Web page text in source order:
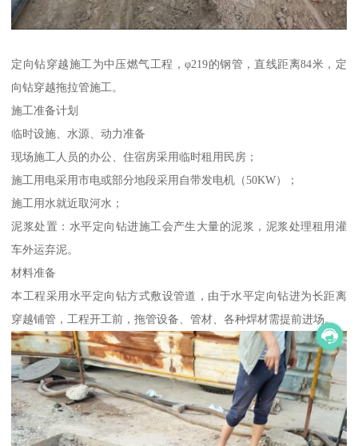
定向钻穿越施工为中压燃气工程，φ219的钢管，直线距离84米，定
向钻穿越拖拉管施工。
施工准备计划
临时设施、水源、动力准备
现场施工人员的办公、住宿房采用临时租用民房；
施工用电采用市电或部分地段采用自带发电机（50KW）；
施工用水就近取河水；
泥浆处置：水平定向钻进施工会产生大量的泥浆，泥浆处理租用灌
车外运弃泥。
材料准备
本工程采用水平定向钻方式敷设管道，由于水平定向钻进为长距离
穿越铺管，工程开工前，拖管设备、管材、各种焊材需提前进场。